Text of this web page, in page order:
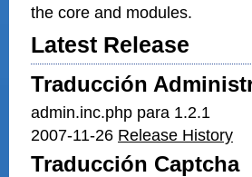
the core and modules.
Latest Release
Traducción
admin.inc.php para 1.2.1
2007-11-26 Release History
Traducción Captcha